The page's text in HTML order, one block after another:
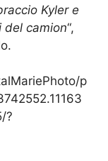
Kyler e
del camion“,
p
?